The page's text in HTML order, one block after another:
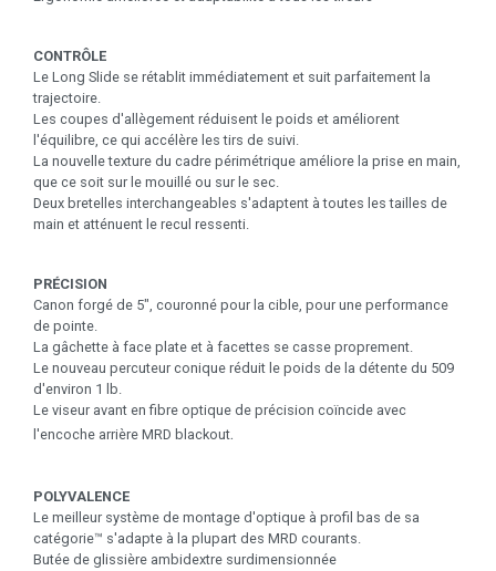
CONTRÔLE
Le Long Slide se rétablit immédiatement et suit parfaitement la
trajectoire.
Les coupes d'allègement réduisent le poids et améliorent
l'équilibre, ce qui accélère les tirs de suivi.
La nouvelle texture du cadre périmétrique améliore la prise en main,
que ce soit sur le mouillé ou sur le sec.
Deux bretelles interchangeables s'adaptent à toutes les tailles de
main et atténuent le recul ressenti.
PRÉCISION
Canon forgé de 5", couronné pour la cible, pour une performance
de pointe.
La gâchette à face plate et à facettes se casse proprement.
Le nouveau percuteur conique réduit le poids de la détente du 509
d'environ 1 lb.
Le viseur avant en fibre optique de précision coïncide avec
l'encoche arrière MRD blackout.
POLYVALENCE
Le meilleur système de montage d'optique à profil bas de sa
catégorie™ s'adapte à la plupart des MRD courants.
Butée de glissière ambidextre surdimensionnée